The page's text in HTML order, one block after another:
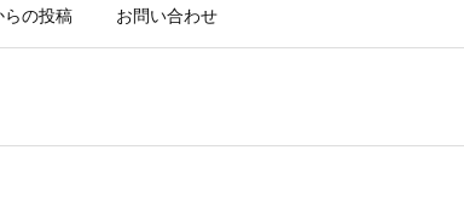
らの投稿 お問い合わせ